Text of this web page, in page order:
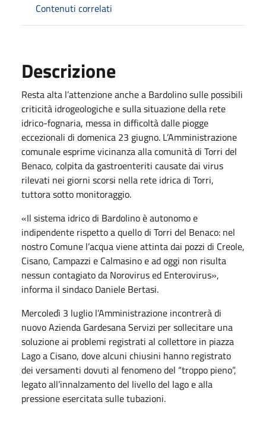
Contenuti correlati
Descrizione
Resta alta l’attenzione anche a Bardolino sulle possibili
criticità idrogeologiche e sulla situazione della rete
idrico-fognaria, messa in difficoltà dalle piogge
eccezionali di domenica 23 giugno. L’Amministrazione
comunale esprime vicinanza alla comunità di Torri del
Benaco, colpita da gastroenteriti causate dai virus
rilevati nei giorni scorsi nella rete idrica di Torri,
tuttora sotto monitoraggio.
«Il sistema idrico di Bardolino è autonomo e
indipendente rispetto a quello di Torri del Benaco: nel
nostro Comune l’acqua viene attinta dai pozzi di Creole,
Cisano, Campazzi e Calmasino e ad oggi non risulta
nessun contagiato da Norovirus ed Enterovirus»,
informa il sindaco Daniele Bertasi.
Mercoledì 3 luglio l’Amministrazione incontrerà di
nuovo Azienda Gardesana Servizi per sollecitare una
soluzione ai problemi registrati al collettore in piazza
Lago a Cisano, dove alcuni chiusini hanno registrato
dei versamenti dovuti al fenomeno del “troppo pieno”,
legato all’innalzamento del livello del lago e alla
pressione esercitata sulle tubazioni.